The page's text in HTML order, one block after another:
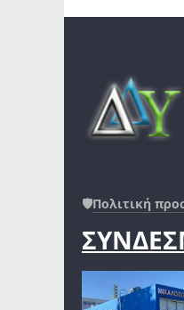
🛡️Πολιτική